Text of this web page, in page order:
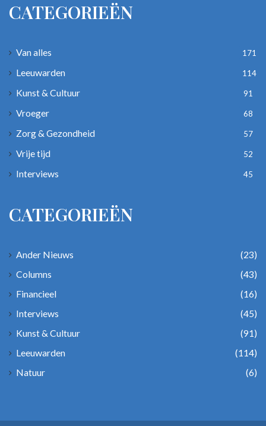
CATEGORIEËN
Van alles 171
Leeuwarden 114
Kunst & Cultuur 91
Vroeger 68
Zorg & Gezondheid 57
Vrije tijd 52
Interviews 45
CATEGORIEËN
Ander Nieuws
(23)
Columns
(43)
Financieel
(16)
Interviews
(45)
Kunst & Cultuur
(91)
Leeuwarden
(114)
Natuur
(6)